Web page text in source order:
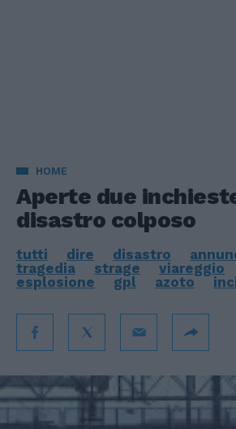
HOME
Aperte due
disastro colposo
tutti dire disastro
tragedia
strage viareggio
esplosione
gpl azoto